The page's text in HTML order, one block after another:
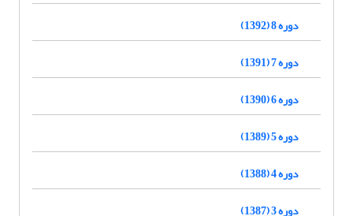
دوره 8 (1392)
دوره 7 (1391)
دوره 6 (1390)
دوره 5 (1389)
دوره 4 (1388)
دوره 3 (1387)